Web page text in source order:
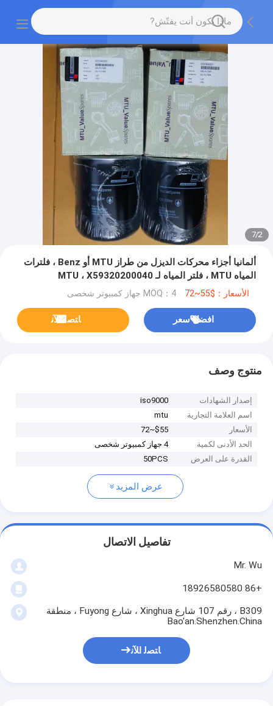
2
/
7
ألمانيا أجزاء محركات الديزل من طراز MTU أو Benz ، فلترات
المياه MTU ، فلتر المياه لـ MTU ، X59320200040
الأسعار：$55~72 MOQ：4 جهاز كمبيوتر شخصى
افضل سعر ﺎﺘﺼﻟ ﺍﻶﻧ
منتوج وصف
إصدار الشهادات
iso9000
اسم العلامة التجارية
mtu
الأسعار
$55~72
الحد الأدنى لكمية
4 جهاز كمبيوتر شخصى
القدرة على العرض
50PCS
عرض المزيد
تفاصيل الاتصال
Mr. Wu
+86 18926580580
B309 ، رقم 107 شارع Xinghua ، شارع Fuyong ، منطقة
Bao'an.Shenzhen.China
ﺎﺘﺼﻟ ﺍﻶﻧ